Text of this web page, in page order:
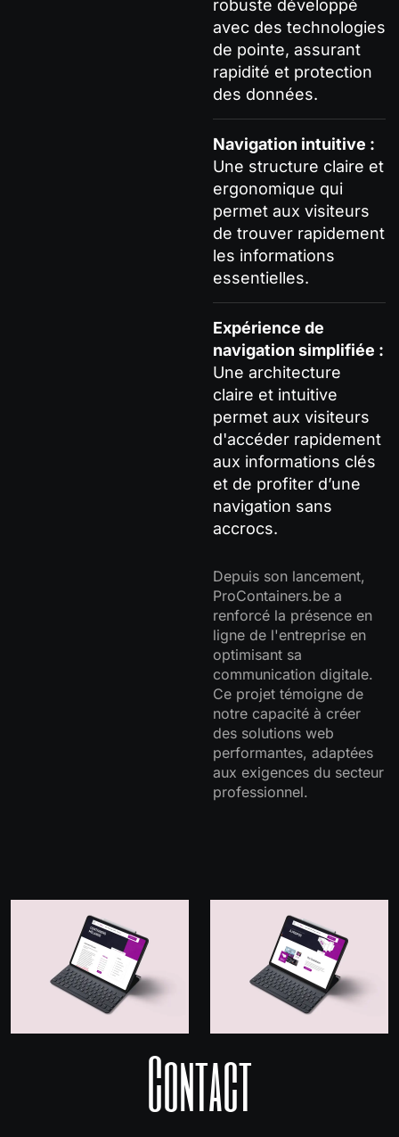
robuste développé
avec des technologies
de pointe, assurant
rapidité et protection
des données.
Navigation intuitive :
Une structure claire et
ergonomique qui
permet aux visiteurs
de trouver rapidement
les informations
essentielles.
Expérience de
navigation simplifiée :
Une architecture
claire et intuitive
permet aux visiteurs
d'accéder rapidement
aux informations clés
et de profiter d’une
navigation sans
accrocs.
Depuis son lancement,
ProContainers.be a
renforcé la présence en
ligne de l'entreprise en
optimisant sa
communication digitale.
Ce projet témoigne de
notre capacité à créer
des solutions web
performantes, adaptées
aux exigences du secteur
professionnel.
Contact